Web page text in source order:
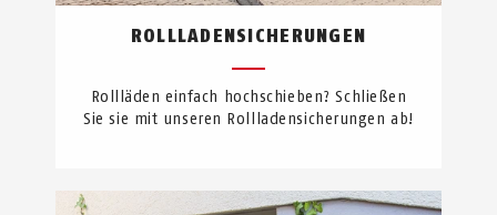
ROLLLADENSICHERUNGEN
Rollläden einfach hochschieben? Schließen
Sie sie mit unseren Rollladensicherungen ab!